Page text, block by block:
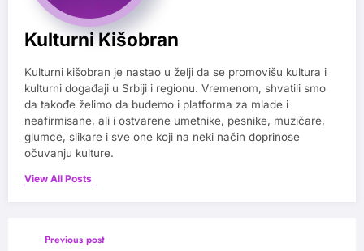
Kulturni Kišobran
Kulturni kišobran je nastao u želji da se promovišu kultura i
kulturni događaji u Srbiji i regionu. Vremenom, shvatili smo
da takođe želimo da budemo i platforma za mlade i
neafirmisane, ali i ostvarene umetnike, pesnike, muzičare,
glumce, slikare i sve one koji na neki način doprinose
očuvanju kulture.
View All Posts
Previous post